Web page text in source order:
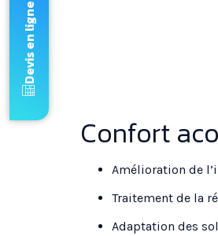
Confort
Amélioration de
Traitement de la
Adaptation des
Devis en ligne